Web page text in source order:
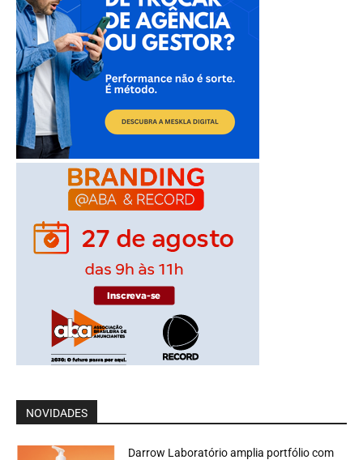
NOVIDADES
Darrow Laboratório amplia portfólio com